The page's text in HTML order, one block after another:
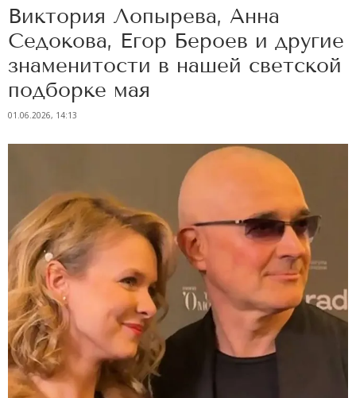
Виктория Лопырева, Анна
Седокова, Егор Бероев и другие
знаменитости в нашей светской
подборке мая
01.06.2026, 14:13